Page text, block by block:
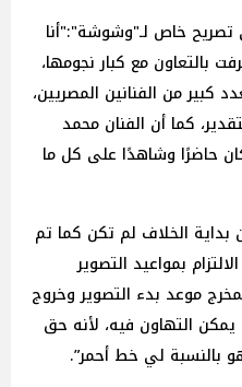
خاص لـ"وشوشة":"أنا
بالتعاون مع كبار نجومها،
كبير من الفنانين المصريين،
كما أن الفنان محمد
حاضرًا وشاهدًا على كل ما
الخلاف لم تكن كما تم
بمواعيد التصوير
موعد بدء التصوير وخروج
يمكن التهاون فيه، لأنه حق
بالنسبة لي خط أحمر”.